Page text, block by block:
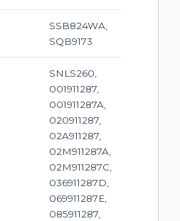
SSB824WA,
SQB9173
SNLS260,
001911287,
001911287A,
020911287,
02A911287,
02M911287A,
02M911287C,
036911287D,
069911287E,
085911287,